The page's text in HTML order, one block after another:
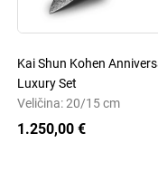
Kai Shun Kohen
Luxury Set
Veličina: 20/15 cm
1.250,00 €